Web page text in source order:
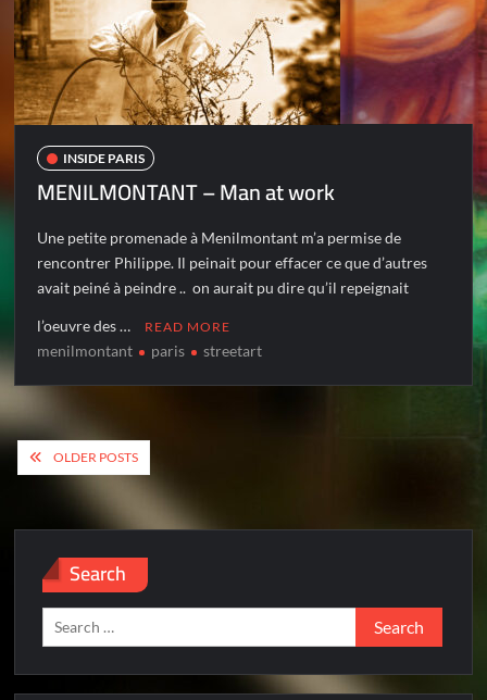
INSIDE PARIS
MENILMONTANT – Man at work
Une petite promenade à Menilmontant m’a permise de
rencontrer Philippe. Il peinait pour effacer ce que d’autres
avait peiné à peindre .. on aurait pu dire qu’il repeignait
l’oeuvre des … READ MORE
menilmontant paris streetart
Posts
navigation
OLDER POSTS
Search
Search
for: